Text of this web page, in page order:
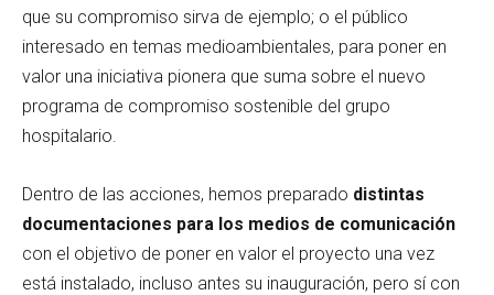
que su compromiso sirva de ejemplo; o el público
interesado en temas medioambientales, para poner en
valor una iniciativa pionera que suma sobre el nuevo
programa de compromiso sostenible del grupo
hospitalario.
Dentro de las acciones, hemos preparado distintas
documentaciones para los medios de comunicación
con el objetivo de poner en valor el proyecto una vez
está instalado, incluso antes su inauguración, pero sí con